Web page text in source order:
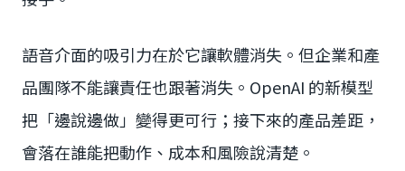
語音介面的吸引力在於它讓軟體消失。但企業和產
品團隊不能讓責任也跟著消失。OpenAI 的新模型
把「邊說邊做」變得更可行；接下來的產品差距，
會落在誰能把動作、成本和風險說清楚。